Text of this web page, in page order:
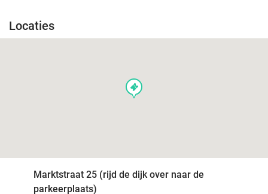
Locaties
events
Marktstraat 25 (rijd de dijk over naar de
parkeerplaats)